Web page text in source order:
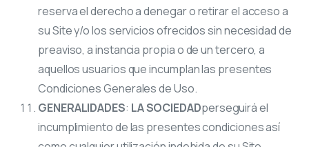
reserva el derecho a denegar o retirar el acceso a
su Site y/o los servicios ofrecidos sin necesidad de
preaviso, a instancia propia o de un tercero, a
aquellos usuarios que incumplan las presentes
Condiciones Generales de Uso.
GENERALIDADES: LA SOCIEDADperseguirá el
incumplimiento de las presentes condiciones así